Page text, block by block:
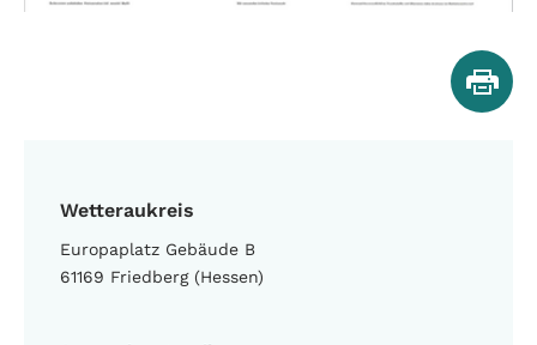
Wetteraukreis
Europaplatz Gebäude B
61169 Friedberg (Hessen)